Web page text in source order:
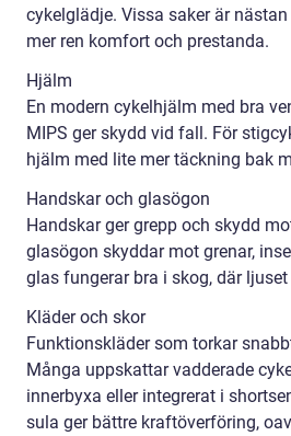
cykelglädje. Vissa saker är
mer ren komfort och prestanda.
Hjälm
En modern cykelhjälm med bra
MIPS ger skydd vid fall. För
hjälm med lite mer täckning bak
Handskar och glasögon
Handskar ger grepp och skydd
glasögon skyddar mot grenar,
glas fungerar bra i skog, där
Kläder och skor
Funktionskläder som torkar
Många uppskattar vadderade
innerbyxa eller integrerat i
sula ger bättre kraftöverföring,